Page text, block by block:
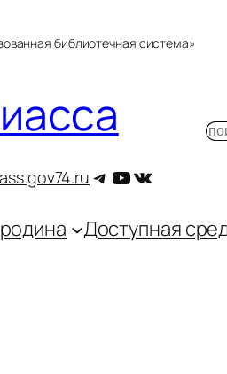
библиотечная система»
Telegram
YouTube
ВКонтакте
Доступная